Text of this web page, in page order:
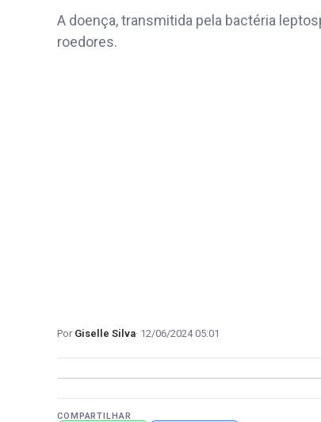
A doença, transmitida pela bactéria
roedores.
Giselle Silva 12/06/2024 05:01
COMPARTILHAR